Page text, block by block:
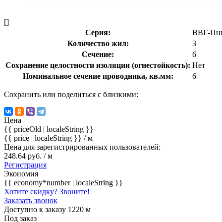
[]
Серия:
ВВГ-
Количество жил:
3
Сечение:
6
Сохранение целостности изоляции (огнестойкость): Нет
Номинальное сечение проводника, кв.мм:
6
Сохранить или поделиться с близкими:
Цена
{{ priceOld | localeString }}
{{ price | localeString }} / м
Цена для зарегистрированных пользователей:
248.64 руб. / м
Регистрация
Экономия
{{ economy*number | localeString }}
Хотите скидку? Звоните!
Заказать звонок
Доступно к заказу 1220 м
Под заказ